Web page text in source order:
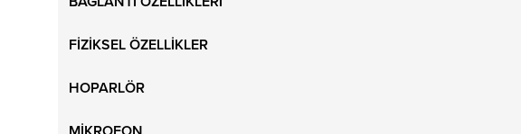
FİZİKSEL ÖZELLİKLER
HOPARLÖR